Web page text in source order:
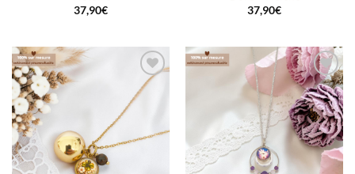
37,90€
37,90€
d’envies
Ajouter
à la liste
d’envies